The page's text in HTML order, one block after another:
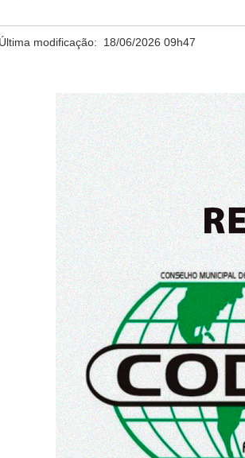
Última modificação: 18/06/2026 09h47